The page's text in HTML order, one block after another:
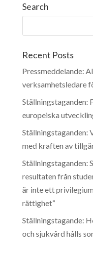
Search
Recent Posts
Pressmeddelande:
verksamhetsledare
Ställningstaganden:
europeiska
Ställningstaganden:
med kraften av
Ställningstaganden:
resultaten från
är inte ett
rättighet”
Ställningstagande:
och sjukvård hålls